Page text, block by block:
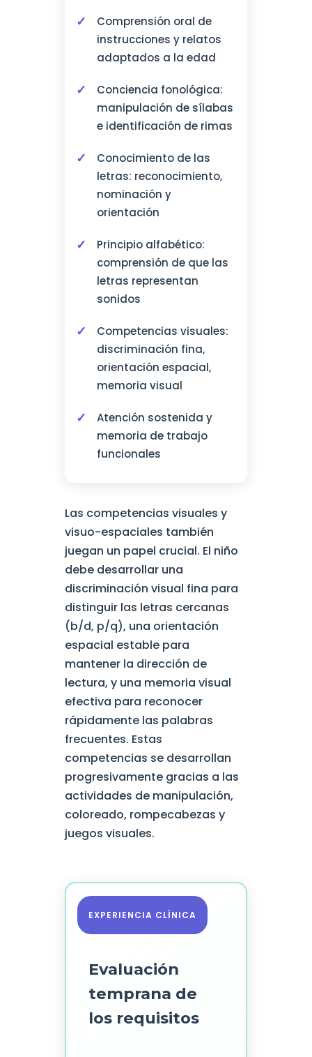
Comprensión oral de
instrucciones y relatos
adaptados a la edad
Conciencia fonológica:
manipulación de sílabas
e identificación de rimas
Conocimiento de las
letras: reconocimiento,
nominación y
orientación
Principio alfabético:
comprensión de que las
letras representan
sonidos
Competencias visuales:
discriminación fina,
orientación espacial,
memoria visual
Atención sostenida y
memoria de trabajo
funcionales
Las competencias visuales y
visuo-espaciales también
juegan un papel crucial. El niño
debe desarrollar una
discriminación visual fina para
distinguir las letras cercanas
(b/d, p/q), una orientación
espacial estable para
mantener la dirección de
lectura, y una memoria visual
efectiva para reconocer
rápidamente las palabras
frecuentes. Estas
competencias se desarrollan
progresivamente gracias a las
actividades de manipulación,
coloreado, rompecabezas y
juegos visuales.
EXPERIENCIA CLÍNICA
Evaluación
temprana de
los requisitos